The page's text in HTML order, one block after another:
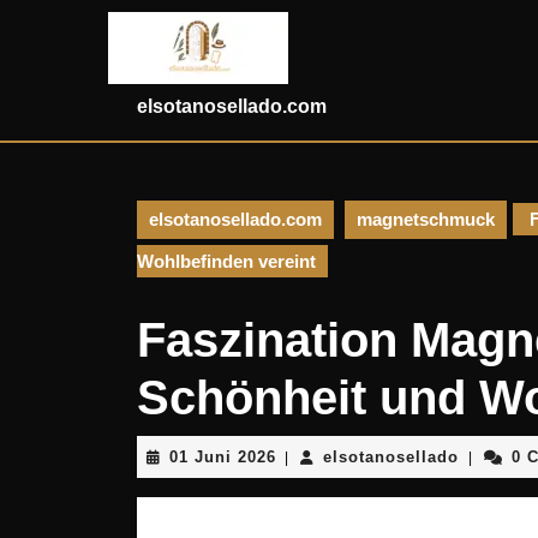
elsotanosellado.com
elsotanosellado.com magnetschmuck
Wohlbefinden vereint
Faszination
Schönheit und
01 Juni 2026 01
Juni
2026
elsotanosellado 0